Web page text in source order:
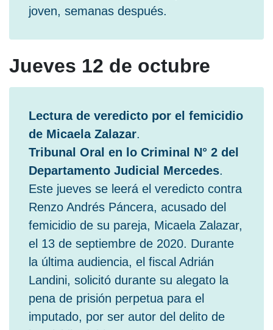
joven, semanas después.
Jueves 12 de octubre
Lectura de veredicto por el femicidio
de Micaela Zalazar.
Tribunal Oral en lo Criminal N° 2 del
Departamento Judicial Mercedes.
Este jueves se leerá el veredicto contra
Renzo Andrés Páncera, acusado del
femicidio de su pareja, Micaela Zalazar,
el 13 de septiembre de 2020. Durante
la última audiencia, el fiscal Adrián
Landini, solicitó durante su alegato la
pena de prisión perpetua para el
imputado, por ser autor del delito de